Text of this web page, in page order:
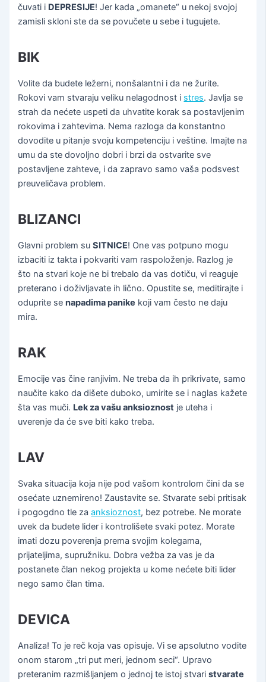
čuvati i DEPRESIJE! Jer kada „omanete“ u nekoj svojoj
zamisli skloni ste da se povučete u sebe i tugujete.
BIK
Volite da budete ležerni, nonšalantni i da ne žurite.
Rokovi vam stvaraju veliku nelagodnost i stres. Javlja se
strah da nećete uspeti da uhvatite korak sa postavljenim
rokovima i zahtevima. Nema razloga da konstantno
dovodite u pitanje svoju kompetenciju i veštine. Imajte na
umu da ste dovoljno dobri i brzi da ostvarite sve
postavljene zahteve, i da zapravo samo vaša podsvest
preuveličava problem.
BLIZANCI
Glavni problem suSITNICE! One vas potpuno mogu
izbaciti iz takta i pokvariti vam raspoloženje. Razlog je
što na stvari koje ne bi trebalo da vas dotiču, vi reaguje
preterano i doživljavate ih lično. Opustite se, meditirajte i
oduprite senapadima panike koji vam često ne daju
mira.
RAK
Emocije vas čine ranjivim. Ne treba da ih prikrivate, samo
naučite kako da dišete duboko, umirite se i naglas kažete
šta vas muči. Lek za vašu anksioznost je uteha i
uverenje da će sve biti kako treba.
LAV
Svaka situacija koja nije pod vašom kontrolom čini da se
osećate uznemireno! Zaustavite se. Stvarate sebi pritisak
i pogogdno tle zaanksioznost, bez potrebe. Ne morate
uvek da budete lider i kontrolišete svaki potez. Morate
imati dozu poverenja prema svojim kolegama,
prijateljima, supružniku. Dobra vežba za vas je da
postanete član nekog projekta u kome nećete biti lider
nego samo član tima.
DEVICA
Analiza! To je reč koja vas opisuje. Vi se apsolutno vodite
onom starom „tri put meri, jednom seci“. Upravo
preteranim razmišljanjem o jednoj te istoj stvaristvarate